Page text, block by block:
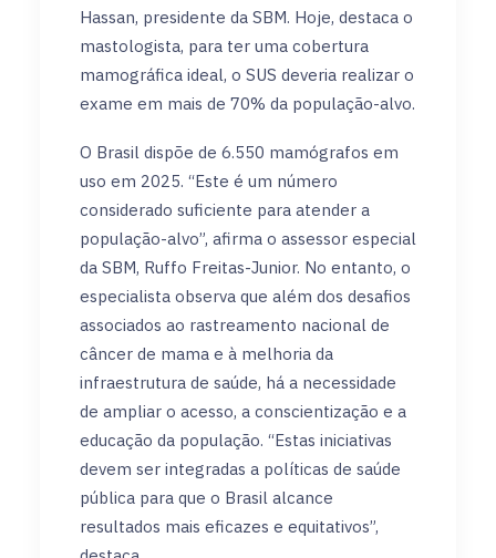
Hassan, presidente da SBM. Hoje, destaca o
mastologista, para ter uma cobertura
mamográfica ideal, o SUS deveria realizar o
exame em mais de 70% da população-alvo.
O Brasil dispõe de 6.550 mamógrafos em
uso em 2025. “Este é um número
considerado suficiente para atender a
população-alvo”, afirma o assessor especial
da SBM, Ruffo Freitas-Junior. No entanto, o
especialista observa que além dos desafios
associados ao rastreamento nacional de
câncer de mama e à melhoria da
infraestrutura de saúde, há a necessidade
de ampliar o acesso, a conscientização e a
educação da população. “Estas iniciativas
devem ser integradas a políticas de saúde
pública para que o Brasil alcance
resultados mais eficazes e equitativos”,